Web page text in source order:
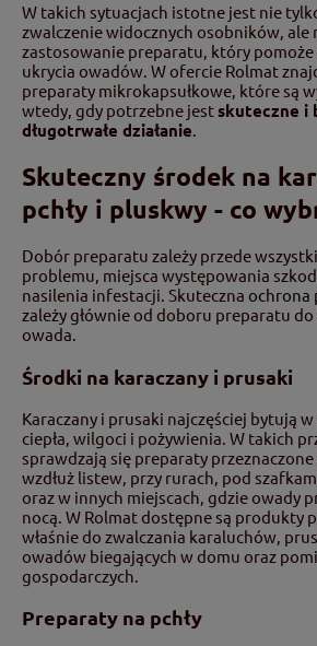
W takich sytuacjach istotne jest nie
zwalczenie widocznych osobników, ale
zastosowanie preparatu, który
ukrycia owadów. W ofercie Rolmat
preparaty mikrokapsułkowe, które są
wtedy, gdy potrzebne jestskuteczne i
długotrwałe działanie.
Skuteczny środek na
pchły i pluskwy - co
Dobór preparatu zależy przede
problemu, miejsca występowania
nasilenia infestacji. Skuteczna ochrona
zależy głównie od doboru preparatu
owada.
Środki na karaczany i prusaki
Karaczany i prusaki najczęściej bytują
ciepła, wilgoci i pożywienia. W takich
sprawdzają się preparaty
wzdłuż listew, przy rurach, pod
oraz w innych miejscach, gdzie owady
nocą. W Rolmat dostępne są produkty
właśnie do zwalczania karaluchów,
owadów biegających w domu oraz
gospodarczych.
Preparaty na pchły